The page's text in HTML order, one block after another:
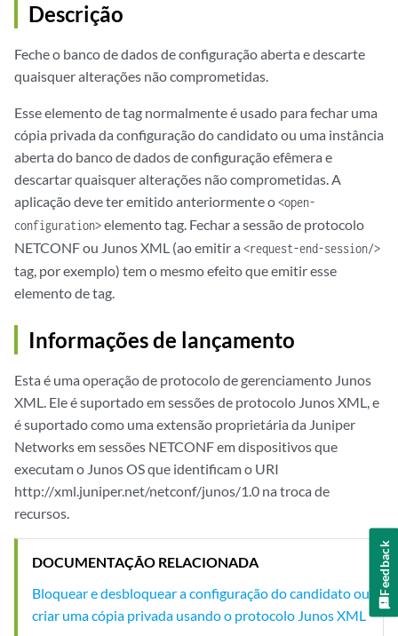
Descrição
Feche o banco de dados de configuração aberta e descarte
quaisquer alterações não comprometidas.
Esse elemento de tag normalmente é usado para fechar uma
cópia privada da configuração do candidato ou uma instância
aberta do banco de dados de configuração efêmera e
descartar quaisquer alterações não comprometidas. A
aplicação deve ter emitido anteriormente o<open-
configuration>elemento tag. Fechar a sessão de protocolo
NETCONF ou Junos XML (ao emitir a <request-end-session/>
tag, por exemplo) tem o mesmo efeito que emitir esse
elemento de tag.
Informações de lançamento
Esta é uma operação de protocolo de gerenciamento Junos
XML. Ele é suportado em sessões de protocolo Junos XML, e
é suportado como uma extensão proprietária da Juniper
Networks em sessões NETCONF em dispositivos que
executam o Junos OS que identificam o URI
http://xml.juniper.net/netconf/junos/1.0 na troca de
recursos.
DOCUMENTAÇÃO RELACIONADA
Bloquear e desbloquear a configuração do candidato ou
criar uma cópia privada usando o protocolo Junos XML
Feedback